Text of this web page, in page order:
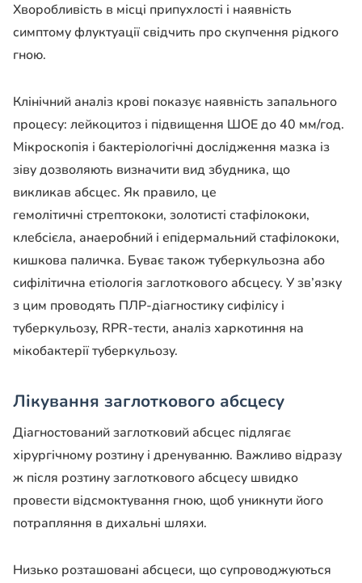
Хворобливість в місці припухлості і наявність
симптому флуктуації свідчить про скупчення рідкого
гною.
Клінічний аналіз крові показує наявність запального
процесу: лейкоцитоз і підвищення ШОЕ до 40 мм/год.
Мікроскопія і бактеріологічні дослідження мазка із
зіву дозволяють визначити вид збудника, що
викликав абсцес. Як правило, це
гемолітичні стрептококи, золотисті стафілококи,
клебсієла, анаеробний і епідермальний стафілококи,
кишкова паличка. Буває також туберкульозна або
сифілітична етіологія заглоткового абсцесу. У зв’язку
з цим проводять ПЛР-діагностику сифілісу і
туберкульозу, RPR-тести, аналіз харкотиння на
мікобактерії туберкульозу.
Лікування заглоткового абсцесу
Діагностований заглотковий абсцес підлягає
хірургічному розтину і дренуванню. Важливо відразу
ж після розтину заглоткового абсцесу швидко
провести відсмоктування гною, щоб уникнути його
потрапляння в дихальні шляхи.
Низько розташовані абсцеси, що супроводжуються